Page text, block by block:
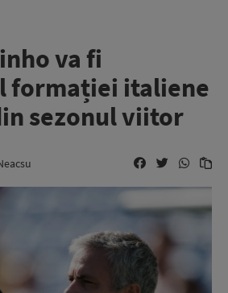
va fi
formației italiene
sezonul viitor